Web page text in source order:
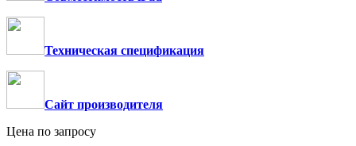
Техническая спецификация
Сайт производителя
Цена по запросу